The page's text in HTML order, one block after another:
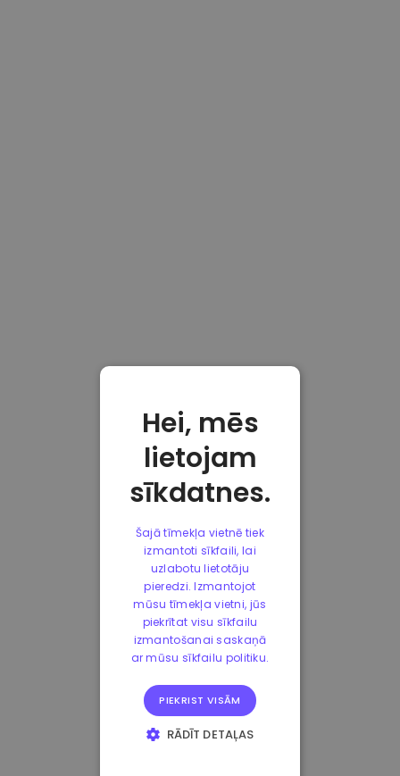
Hei, mēs
lietojam
sīkdatnes.
Šajā tīmekļa vietnē tiek
izmantoti sīkfaili, lai
uzlabotu lietotāju
pieredzi. Izmantojot
mūsu tīmekļa vietni, jūs
piekrītat visu sīkfailu
izmantošanai saskaņā
ar mūsu sīkfailu politiku.
PIEKRIST VISĀM
RĀDĪT DETAĻAS